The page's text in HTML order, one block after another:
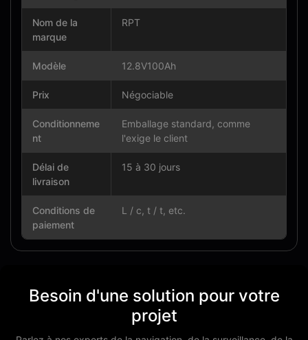
Nom de la
marque
RPT
Modèle 12.8V100Ah
Prix Négociable
Conditionneme
nt
Emballage standard, comme
l'exige le client
Délai de
livraison
15 à 30 jours
Conditions de
paiement
L / c, t / t, etc.
Besoin d'une solution pour votre
projet